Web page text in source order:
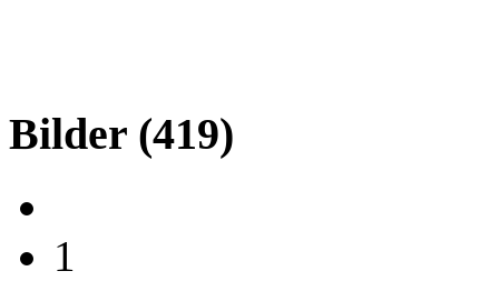
Bilder (419)
1